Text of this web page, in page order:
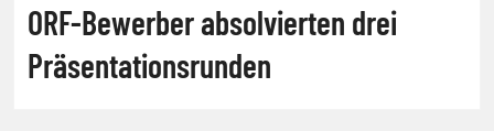
ORF-Bewerber absolvierten drei
Präsentationsrunden